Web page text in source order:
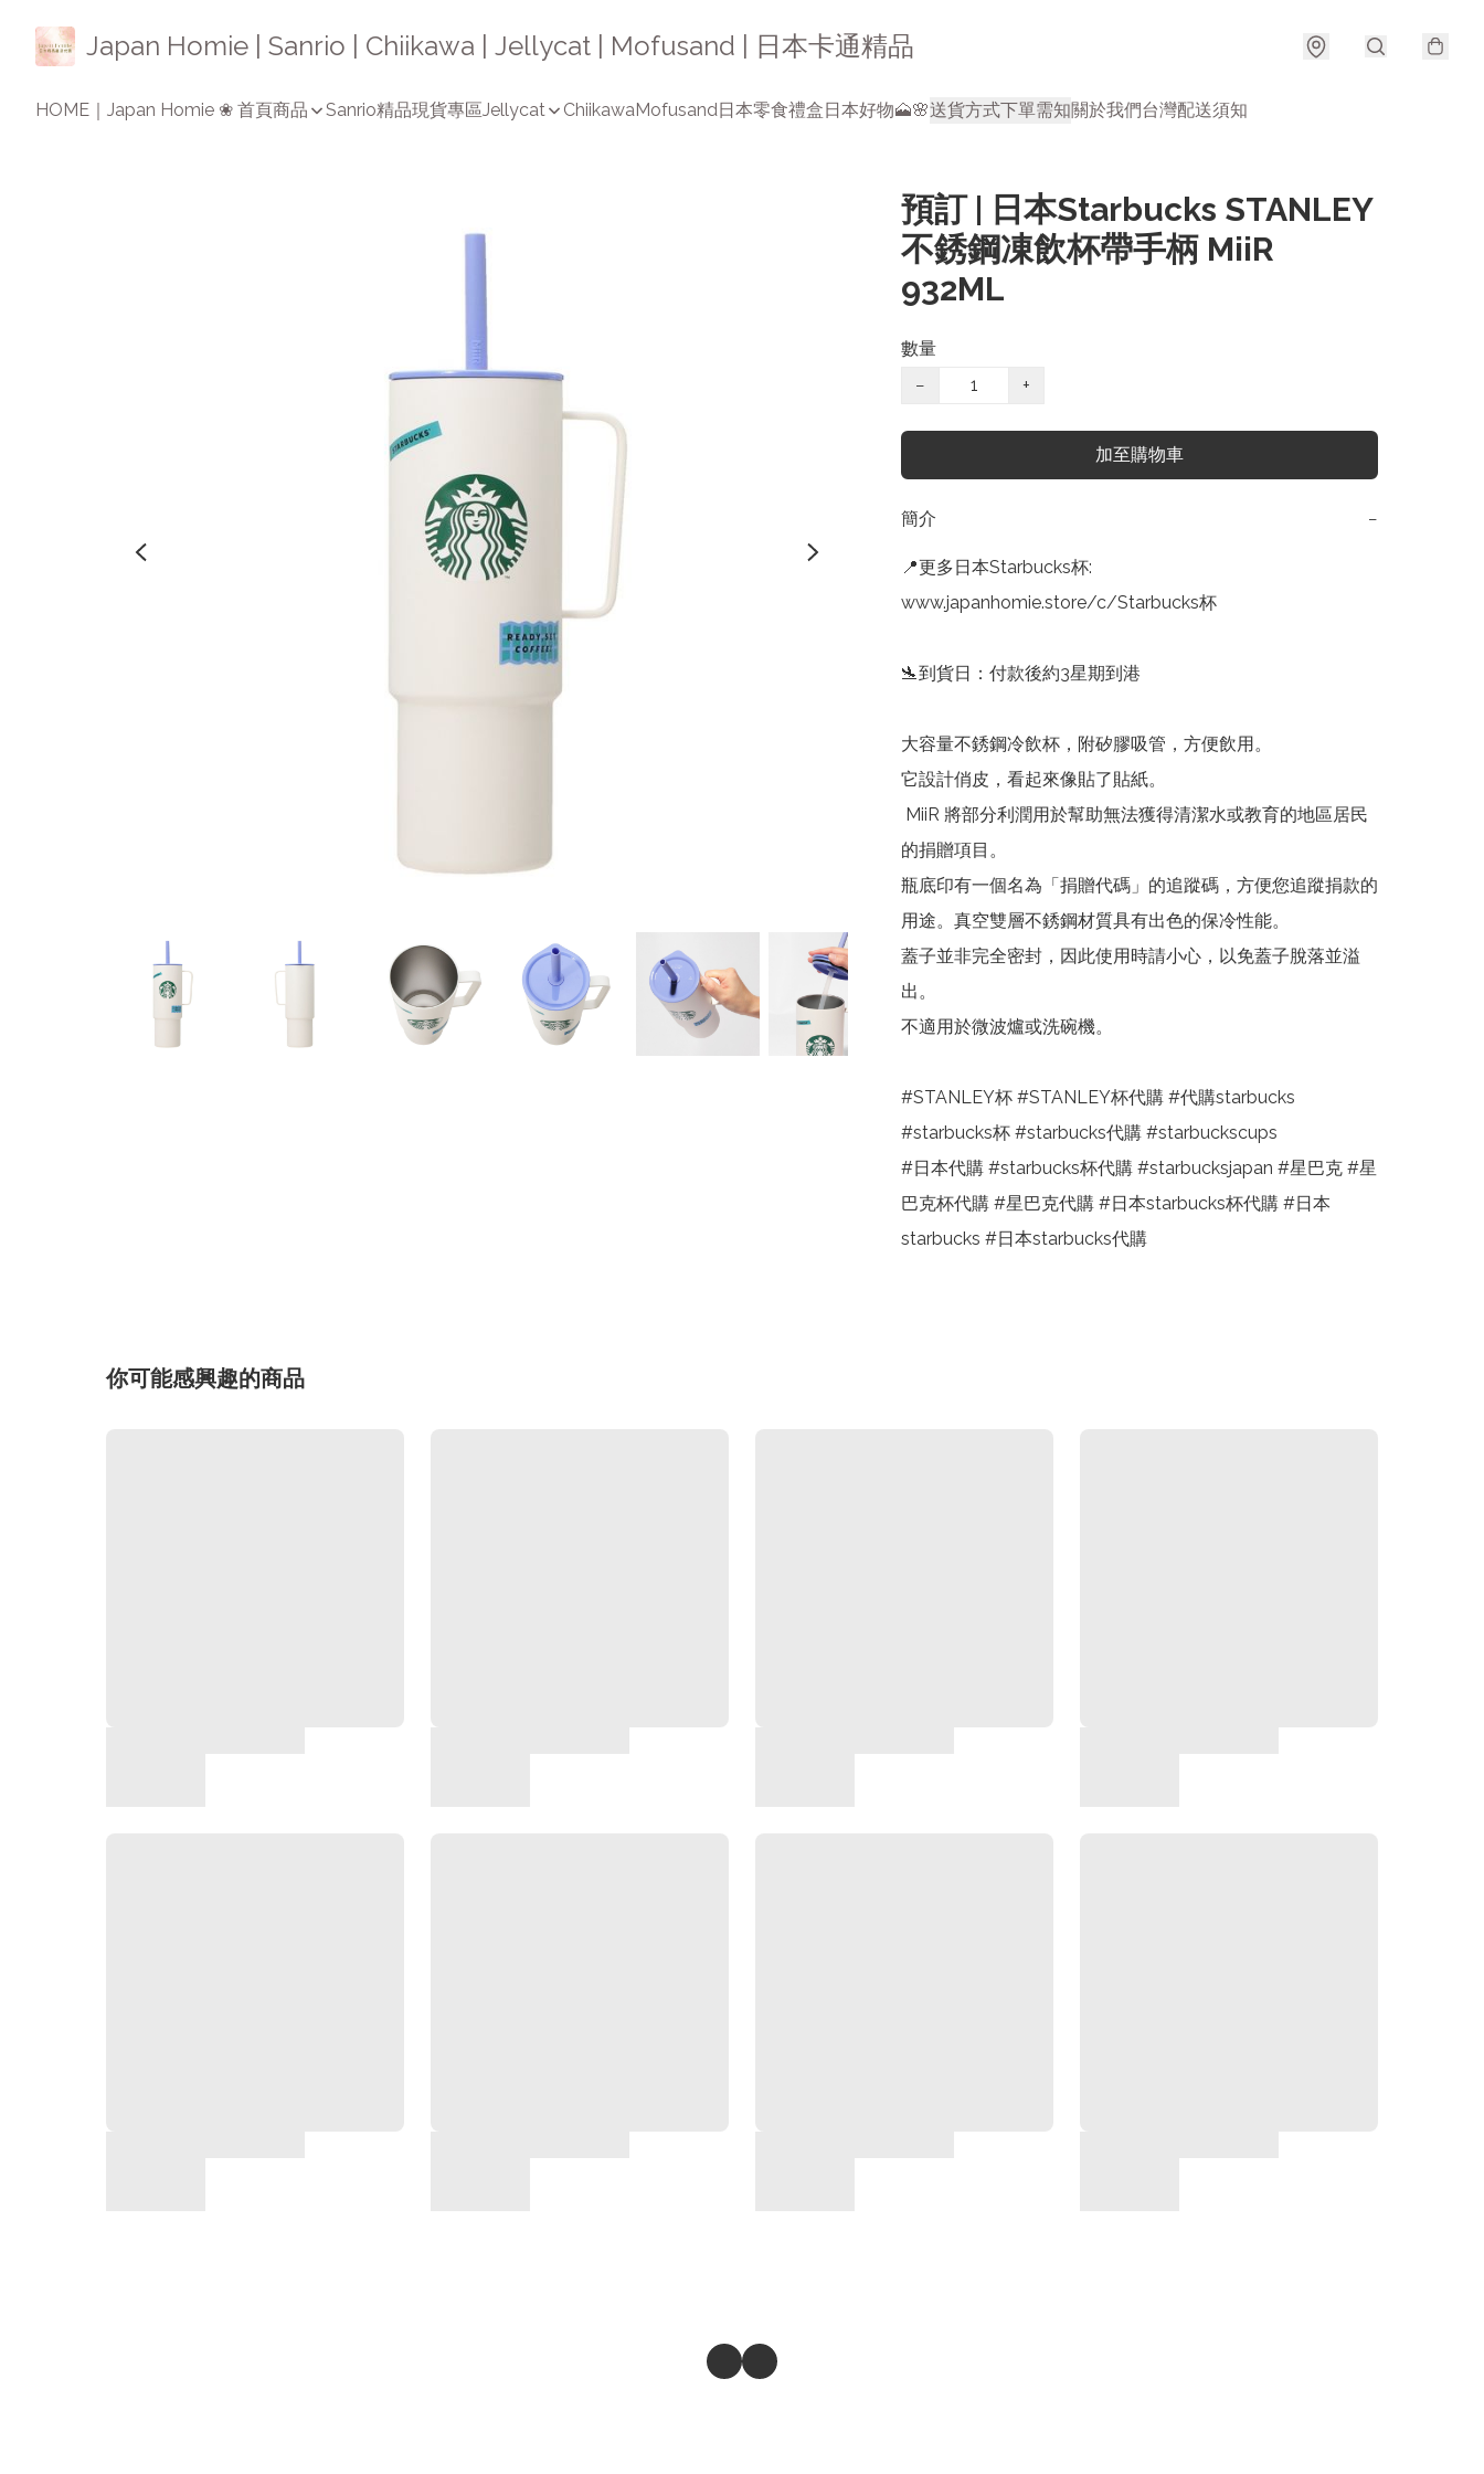
Japan Homie | Sanrio | Chiikawa | Jellycat | Mofusand | 日本卡通精品
HOME｜Japan Homie ❀ 首頁商品 Sanrio精品現貨專區Jellycat ChiikawaMofusand日本零食禮盒日本好物🗻🌸送貨方式下單需知關於我們台灣配送須知
預訂 | 日本Starbucks STANLEY
不銹鋼凍飲杯帶手柄 MiiR
932ML
數量
−
+
加至購物車
簡介 −
📍更多日本Starbucks杯:
www.japanhomie.store/c/Starbucks杯
🛬到貨日：付款後約3星期到港
大容量不銹鋼冷飲杯，附矽膠吸管，方便飲用。
它設計俏皮，看起來像貼了貼紙。
的捐贈項目。
瓶底印有一個名為「捐贈代碼」的追蹤碼，方便您追蹤捐款的
用途。真空雙層不銹鋼材質具有出色的保冷性能。
蓋子並非完全密封，因此使用時請小心，以免蓋子脫落並溢
出。
不適用於微波爐或洗碗機。
#STANLEY杯 #STANLEY杯代購 #代購starbucks
#starbucks杯 #starbucks代購 #starbuckscups
#日本代購 #starbucks杯代購 #starbucksjapan #星巴克 #星
巴克杯代購 #星巴克代購 #日本starbucks杯代購 #日本
starbucks #日本starbucks代購
你可能感興趣的商品